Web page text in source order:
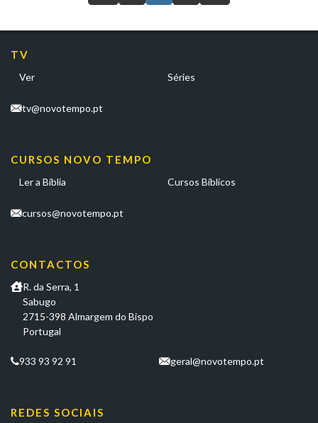
TV
Ver Séries
tv@novotempo.pt
CURSOS NOVO TEMPO
Ler a Bíblia Cursos Bíblicos
cursos@novotempo.pt
CONTACTOS
R. da Serra, 1
Sabugo
2715-398 Almargem do Bispo
Portugal
933 93 92 91 geral@novotempo.pt
REDES SOCIAIS